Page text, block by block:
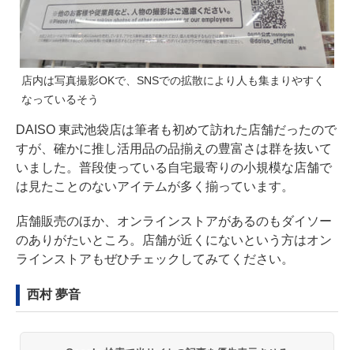
店内は写真撮影OKで、SNSでの拡散により人も集まりやすく
なっているそう
DAISO 東武池袋店は筆者も初めて訪れた店舗だったので
すが、確かに推し活用品の品揃えの豊富さは群を抜いて
いました。普段使っている自宅最寄りの小規模な店舗で
は見たことのないアイテムが多く揃っています。
店舗販売のほか、オンラインストアがあるのもダイソー
のありがたいところ。店舗が近くにないという方はオン
ラインストアもぜひチェックしてみてください。
西村 夢音